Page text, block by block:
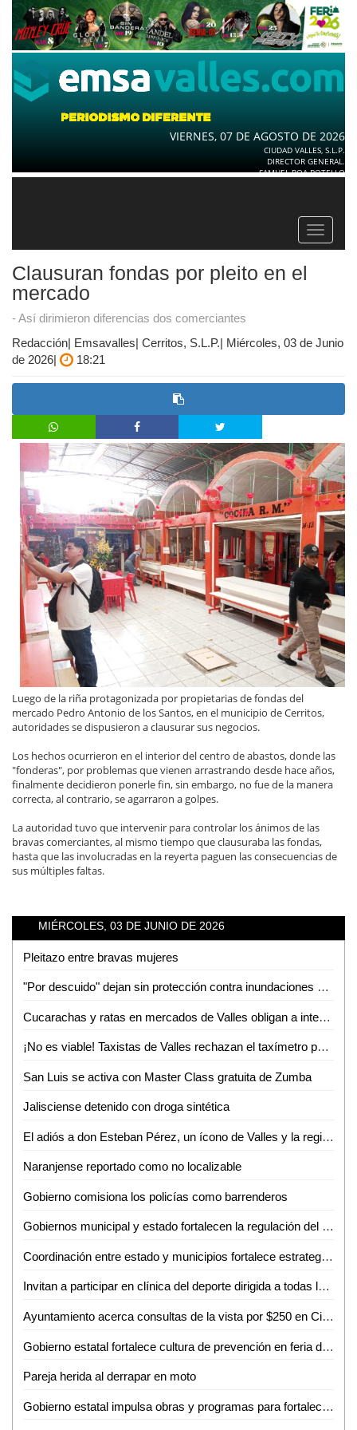
VIERNES, 07 DE AGOSTO DE 2026
CIUDAD VALLES, S.L.P.
DIRECTOR GENERAL.
SAMUEL ROA BOTELLO
Toggle
Clausuran fondas por pleito en el
mercado
- Así dirimieron diferencias dos comerciantes
Redacción| Emsavalles| Cerritos, S.L.P.| Miércoles, 03 de Junio
de 2026|
18:21
Luego de la riña protagonizada por propietarias de fondas del
mercado Pedro Antonio de los Santos, en el municipio de Cerritos,
autoridades se dispusieron a clausurar sus negocios.
Los hechos ocurrieron en el interior del centro de abastos, donde las
"fonderas", por problemas que vienen arrastrando desde hace años,
finalmente decidieron ponerle fin, sin embargo, no fue de la manera
correcta, al contrario, se agarraron a golpes.
La autoridad tuvo que intervenir para controlar los ánimos de las
bravas comerciantes, al mismo tiempo que clausuraba las fondas,
hasta que las involucradas en la reyerta paguen las consecuencias de
sus múltiples faltas.
MIÉRCOLES, 03 DE JUNIO DE 2026
Pleitazo entre bravas mujeres
"Por descuido" dejan sin protección contra inundaciones a colonias de Tamuín
Cucarachas y ratas en mercados de Valles obligan a intensas jornadas de sanitización
¡No es viable! Taxistas de Valles rechazan el taxímetro por baja demanda de viajes
San Luis se activa con Master Class gratuita de Zumba
Jalisciense detenido con droga sintética
El adiós a don Esteban Pérez, un ícono de Valles y la región
Naranjense reportado como no localizable
Gobierno comisiona los policías como barrenderos
Gobiernos municipal y estado fortalecen la regulación del transporte turístico en Ciudad Valles
Coordinación entre estado y municipios fortalece estrategia de seguridad en la huasteca
Invitan a participar en clínica del deporte dirigida a todas las disciplinas en Ciudad Valles
Ayuntamiento acerca consultas de la vista por $250 en Ciudad Valles
Gobierno estatal fortalece cultura de prevención en feria de seguridad y medio ambiente
Pareja herida al derrapar en moto
Gobierno estatal impulsa obras y programas para fortalecer el acceso al agua